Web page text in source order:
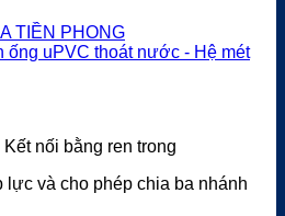
TIỀN PHONG
ống uPVC thoát nước - Hệ mét
Kết nối bằng ren trong
lực và cho phép chia ba nhánh